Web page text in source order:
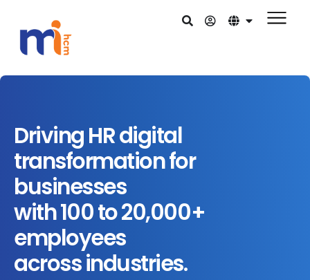
Driving HR digital
transformation for
businesses
with 100 to 20,000+
employees
across industries.